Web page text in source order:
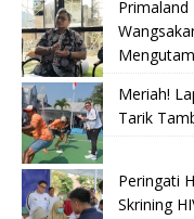
Primaland
Meriah!
Tarik
Peringati
Skrining